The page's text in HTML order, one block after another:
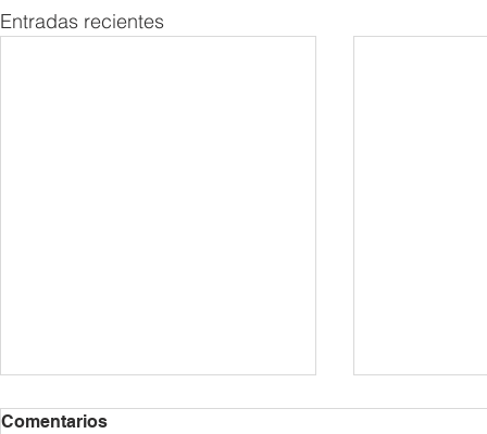
Entradas recientes
Comentarios